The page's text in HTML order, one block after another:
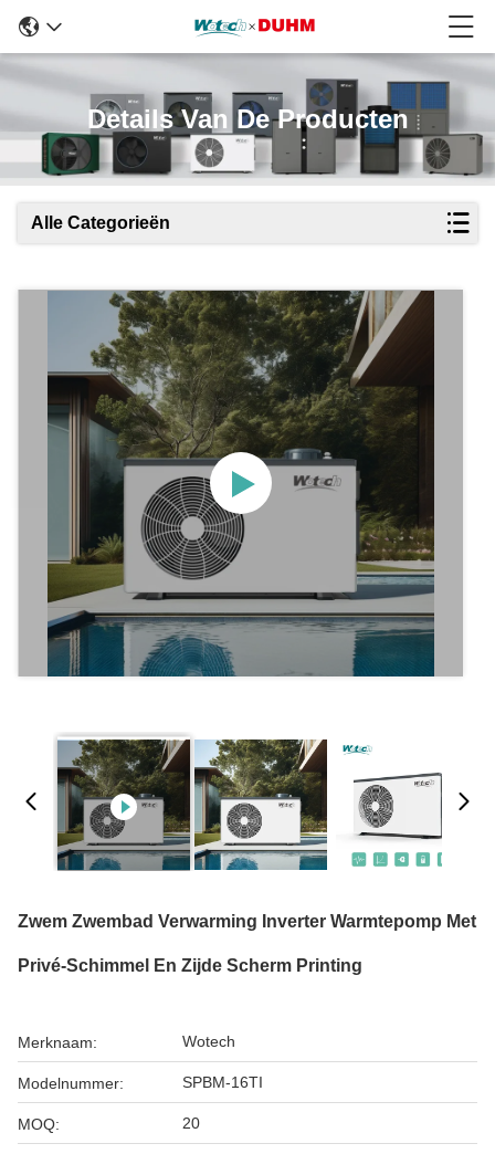
Details Van De Producten
Alle Categorieën
Zwem Zwembad Verwarming Inverter Warmtepomp Met
Privé-Schimmel En Zijde Scherm Printing
Merknaam: Wotech
Modelnummer: SPBM-16TI
MOQ: 20